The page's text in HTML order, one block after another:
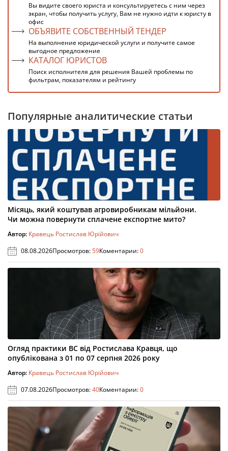
Вы видите своего юриста и консультируетесь с ним через
экран, чтобы получить услугу, Вам не нужно идти к юристу в
офис
ОБЪЯВИТЕ СОБСТВЕННЫЙ ТЕНДЕР
На выполнение юридической услуги и получите самое
выгодное предложение
КАТАЛОГ ЮРИСТОВ
Поиск исполнителя для решения Вашей проблемы по
фильтрам, показателям и рейтингу
Популярные аналитические статьи
Місяць, який коштував агровиробникам мільйони.
Чи можна повернути сплачене експортне мито?
Автор: Кравець Ростислав Юрійович
08.08.2026Просмотров:59Коментарии:0
Огляд практики ВС від Ростислава Кравця, що
опублікована з 01 по 07 серпня 2026 року
Автор: Кравець Ростислав Юрійович
07.08.2026Просмотров:40Коментарии:0